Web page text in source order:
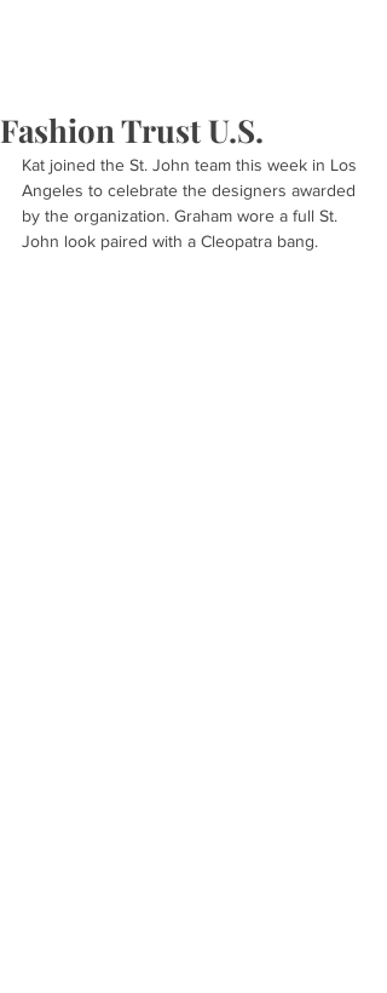
Fashion Trust U.S.
Kat joined the St. John team this week in Los
Angeles to celebrate the designers awarded
by the organization. Graham wore a full St.
John look paired with a Cleopatra bang.